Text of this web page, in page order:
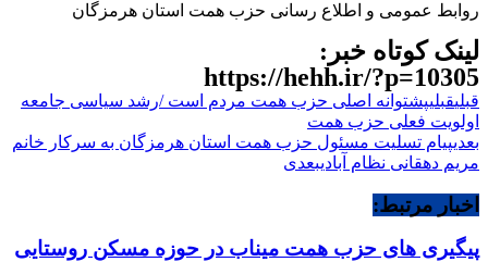
روابط عمومی و اطلاع رسانی حزب همت استان هرمزگان
لینک کوتاه خبر:
https://hehh.ir/?p=10305
قبلیقبلیپشتوانه اصلی حزب همت مردم است /رشد سیاسی جامعه
اولویت فعلی حزب همت
بعدیپیام تسلیت مسئول حزب همت استان هرمزگان به سرکار خانم
مریم دهقانی نظام آبادیبعدی
اخبار مرتبط:
پیگیری های حزب همت میناب در حوزه مسکن روستایی